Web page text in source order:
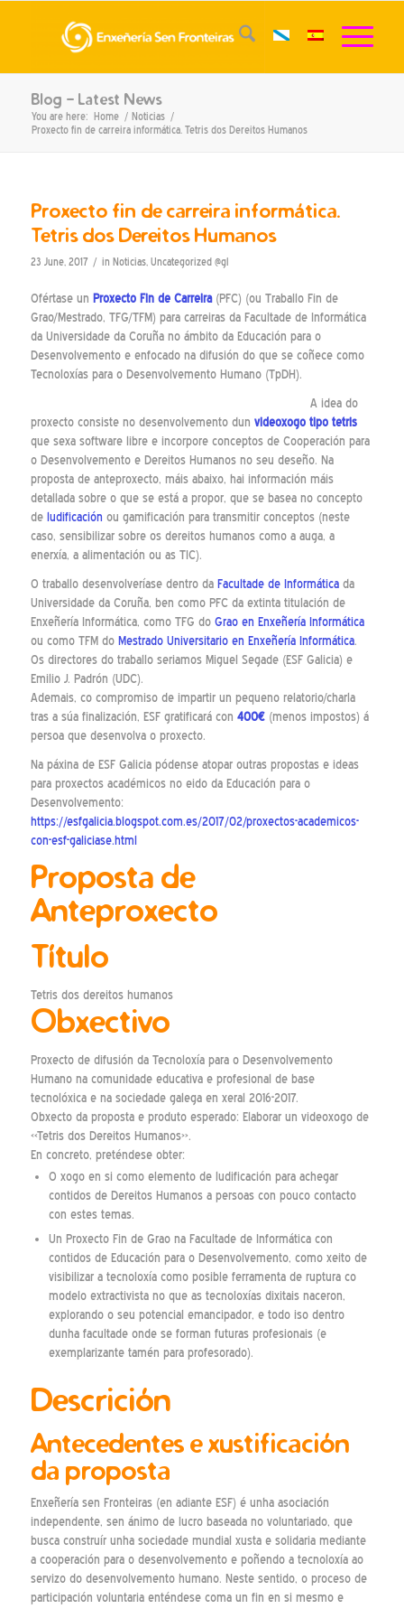
Blog - Latest News
You are here: Home / Noticias /
Proxecto fin de carreira informática. Tetris dos Dereitos Humanos
Proxecto fin de carreira informática.
Tetris dos Dereitos Humanos
23 June, 2017 / in Noticias, Uncategorized @gl
Ofértase un Proxecto Fin de Carreira(PFC) (ou Traballo Fin de
Grao/Mestrado, TFG/TFM) para carreiras da Facultade de Informática
da Universidade da Coruña no ámbito da Educación para o
Desenvolvementoe enfocado na difusión do que se coñece como
Tecnoloxías para o Desenvolvemento Humano(TpDH).
A idea do
proxecto consiste no desenvolvemento dun videoxogo tipo tetris
que sexa software libre e incorpore conceptos de Cooperación para
o Desenvolvemento e Dereitos Humanos no seu deseño. Na
proposta de anteproxecto, máis abaixo, hai información máis
detallada sobre o que se está a propor, que se basea no concepto
de ludificación ou gamificación para transmitir conceptos (neste
caso, sensibilizar sobre os dereitos humanos como a auga, a
enerxía, a alimentación ou as TIC).
O traballo desenvolveríase dentro da Facultade de Informáticada
Universidade da Coruña, ben como PFC da extinta titulación de
Enxeñería Informática, como TFG do Grao en Enxeñería Informática
ou como TFM do Mestrado Universitario en Enxeñería Informática.
Os directores do traballo seriamos Miguel Segade (ESF Galicia) e
Emilio J. Padrón (UDC).
Ademais, co compromiso de impartir un pequeno relatorio/charla
tras a súa finalización, ESF gratificará con 400€(menos impostos) á
persoa que desenvolva o proxecto.
Na páxina de ESF Galicia pódense atopar outras propostas e ideas
para proxectos académicos no eido da Educación para o
Desenvolvemento:
https://esfgalicia.blogspot.com.es/2017/02/proxectos-academicos-
con-esf-galiciase.html
Proposta de
Anteproxecto
Título
Tetris dos dereitos humanos
Obxectivo
Proxecto de difusión da Tecnoloxía para o Desenvolvemento
Humano na comunidade educativa e profesional de base
tecnolóxica e na sociedade galega en xeral 2016-2017.
Obxecto da proposta e produto esperado: Elaborar un videoxogo de
«Tetris dos Dereitos Humanos».
En concreto, preténdese obter:
O xogo en si como elemento de ludificación para achegar
contidos de Dereitos Humanos a persoas con pouco contacto
con estes temas.
Un Proxecto Fin de Grao na Facultade de Informática con
contidos de Educación para o Desenvolvemento, como xeito de
visibilizar a tecnoloxía como posible ferramenta de ruptura co
modelo extractivista no que as tecnoloxías dixitais naceron,
explorando o seu potencial emancipador, e todo iso dentro
dunha facultade onde se forman futuras profesionais (e
exemplarizante tamén para profesorado).
Descrición
Antecedentes e xustificación
da proposta
Enxeñería sen Fronteiras (en adiante ESF) é unha asociación
independente, sen ánimo de lucro baseada no voluntariado, que
busca construír unha sociedade mundial xusta e solidaria mediante
a cooperación para o desenvolvemento e poñendo a tecnoloxía ao
servizo do desenvolvemento humano. Neste sentido, o proceso de
participación voluntaria enténdese coma un fin en si mesmo e